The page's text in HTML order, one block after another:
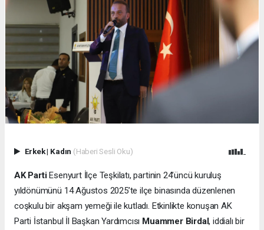
Erkek| Kadın (Haberi Sesli Oku)
AK PartiEsenyurt İlçe Teşkilatı, partinin 24’üncü kuruluş
yıldönümünü 14 Ağustos 2025’te ilçe binasında düzenlenen
coşkulu bir akşam yemeği ile kutladı. Etkinlikte konuşan AK
Parti İstanbul İl Başkan Yardımcısı Muammer Birdal, iddialı bir